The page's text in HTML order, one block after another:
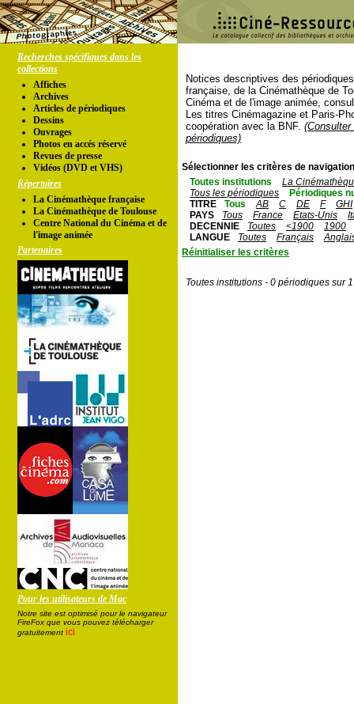
Recherches spécifiques dans les
collections
Affiches
Archives
Articles de périodiques
Dessins
Ouvrages
Photos en accés réservé
Revues de presse
Vidéos (DVD et VHS)
Répertoires
La Cinémathèque française
La Cinémathèque de Toulouse
Centre National du Cinéma et de
l'image animée
Partenaires
Pour les utilisateurs de Mac
Notre site est optimisé pour le navigateur
FireFox que vous pouvez télécharger
gratuitement ici
Notices descriptives des
française, de la Cinémathèque de
Cinéma et de l'image animée,
Les titres Cinémagazine et Paris-
coopération avec la BNF.
périodiques)
Sélectionner les critères de
Toutes institutions
La
Tous les périodiques
Périodiques
TITRE
Tous AB C DE F
GHI
PAYS
Tous France Etats-Unis
DECENNIE
Toutes <1900
1900
LANGUE
Toutes Français
Réinitialiser les critères
Toutes institutions - 0 périodiques sur